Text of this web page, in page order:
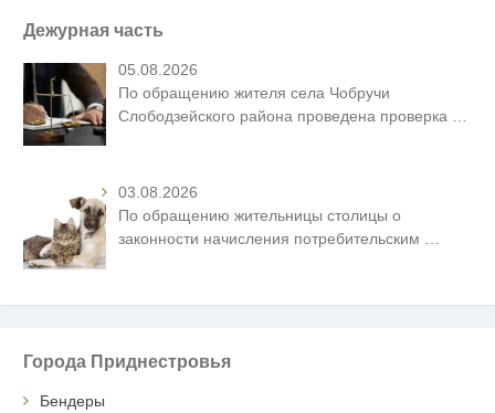
Дежурная часть
05.08.2026
По обращению жителя села Чобручи
Слободзейского района проведена проверка
03.08.2026
По обращению жительницы столицы о
законности начисления потребительским …
Города Приднестровья
Бендеры